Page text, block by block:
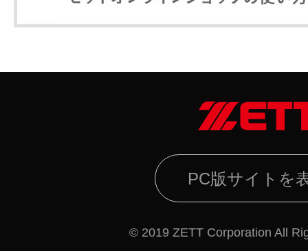
PC版サイトを
© 2019 ZETT Corporation All